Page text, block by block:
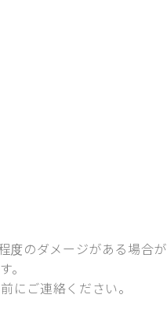
度のダメージがある場合が
。
にご連絡ください。